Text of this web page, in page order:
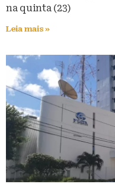
na quinta (23)
Leia mais »